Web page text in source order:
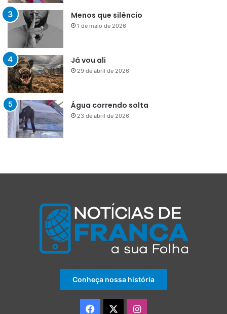
Menos que silêncio
1 de maio de 2026
Já vou ali
29 de abril de 2026
Água correndo solta
23 de abril de 2026
Conheça nossa história
Facebook Instagram